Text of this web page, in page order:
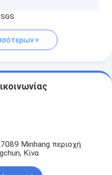
Minhang περιοχή
Κίνα